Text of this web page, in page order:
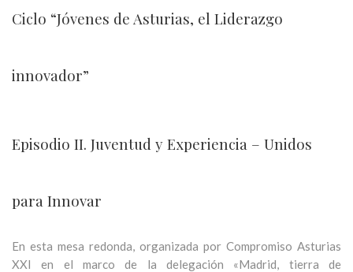
Ciclo “Jóvenes de Asturias, el Liderazgo
innovador”
Episodio II. Juventud y Experiencia – Unidos
para Innovar
En esta mesa redonda, organizada por Compromiso Asturias
XXI en el marco de la delegación «Madrid, tierra de